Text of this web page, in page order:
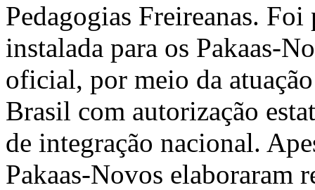
Pedagogias Freireanas.
instalada para os Pakaas-
oficial, por meio da
Brasil com autorização
de integração nacional.
Pakaas-Novos elaboraram